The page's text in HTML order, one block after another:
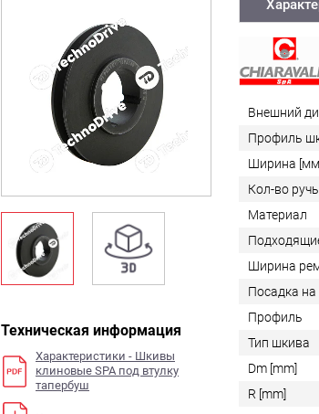
Техническая информация
Характеристики - Шкивы
клиновые SPA под втулку
тапербуш
Внешний
Профиль
Ширина
Кол-во
Материал
Ширина
Посадка на
Профиль
Тип шкива
Dm [mm]
R [mm]